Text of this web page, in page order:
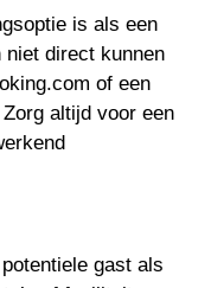
is als een
direct kunnen
of een
altijd voor een
gast als